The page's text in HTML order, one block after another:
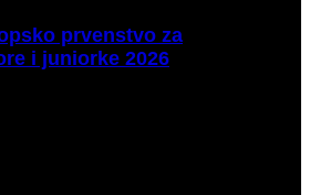
prvenstvo za
i juniorke 2026